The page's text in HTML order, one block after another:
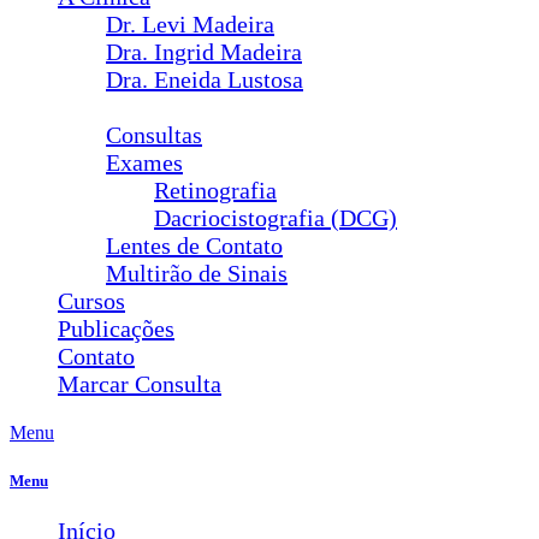
Dr. Levi Madeira
Dra. Ingrid Madeira
Dra. Eneida Lustosa
Consultas
Exames
Retinografia
Dacriocistografia (DCG)
Lentes de Contato
Multirão de Sinais
Cursos
Publicações
Contato
Marcar Consulta
Menu
Menu
Início